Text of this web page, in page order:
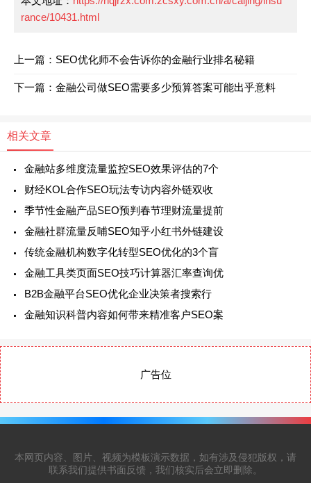
rance/10431.html
上一篇：SEO优化师不会告诉你的金融行业排名秘籍
下一篇：金融公司做SEO需要多少预算答案可能出乎意料
相关文章
金融站多维度流量监控SEO效果评估的7个
财经KOL合作SEO玩法专访内容外链双收
季节性金融产品SEO预判春节理财流量提前
金融社群流量反哺SEO知乎小红书外链建设
传统金融机构数字化转型SEO优化的3个盲
金融工具类页面SEO技巧计算器汇率查询优
B2B金融平台SEO优化企业决策者搜索行
金融知识科普内容如何带来精准客户SEO案
广告位
本网页内容、图片、视频为模板演示数据，如有涉及侵犯版权，请
联系我们提供书面反馈，我们核实后会立即删除。